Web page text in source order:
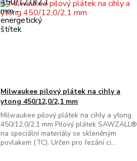
Milwaukee pilový plátek na cihly a
ytong 450/12,0/2,1 mm
Milwaukee pilový plátek na cihly a ytong
450/12,0/2,1 mm Pilový plátek SAWZALL®
na speciální materiály se skleněným
povlakem (TC). Určen pro řezání ci...